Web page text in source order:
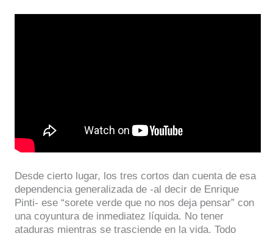
Desde cierto lugar, los tres cortos dan cuenta de esa
dependencia generalizada de -al decir de Enrique
Pinti- ese “sorete verde que no nos deja pensar” con
una coyuntura de inmediatez líquida. No tener
ataduras mientras se trasciende en la vida. Todo